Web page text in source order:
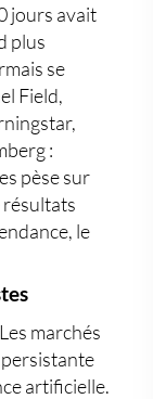
jours avait
plus
se
Field,
:
pèse sur
résultats
le
marchés
artificielle.